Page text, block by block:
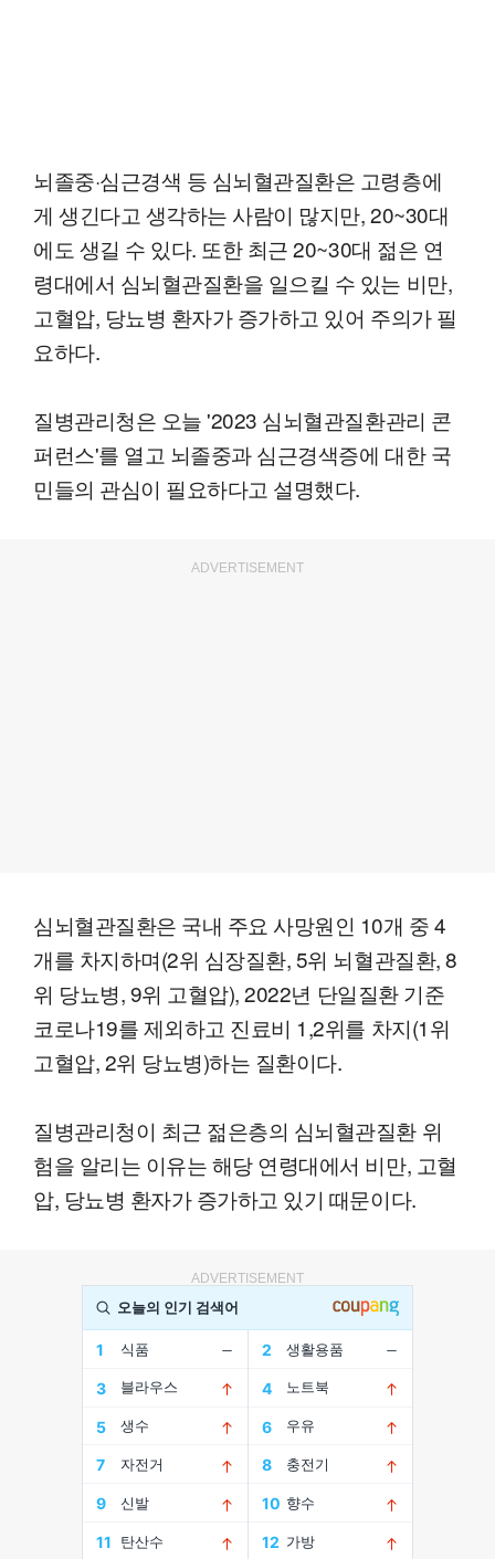
뇌졸중·심근경색 등 심뇌혈관질환은 고령층에
게 생긴다고 생각하는 사람이 많지만, 20~30대
에도 생길 수 있다. 또한 최근 20~30대 젊은 연
령대에서 심뇌혈관질환을 일으킬 수 있는 비만,
고혈압, 당뇨병 환자가 증가하고 있어 주의가 필
요하다.
질병관리청은 오늘 '2023 심뇌혈관질환관리 콘
퍼런스'를 열고 뇌졸중과 심근경색증에 대한 국
민들의 관심이 필요하다고 설명했다.
ADVERTISEMENT
심뇌혈관질환은 국내 주요 사망원인 10개 중 4
개를 차지하며(2위 심장질환, 5위 뇌혈관질환, 8
위 당뇨병, 9위 고혈압), 2022년 단일질환 기준
코로나19를 제외하고 진료비 1,2위를 차지(1위
고혈압, 2위 당뇨병)하는 질환이다.
질병관리청이 최근 젊은층의 심뇌혈관질환 위
험을 알리는 이유는 해당 연령대에서 비만, 고혈
압, 당뇨병 환자가 증가하고 있기 때문이다.
ADVERTISEMENT